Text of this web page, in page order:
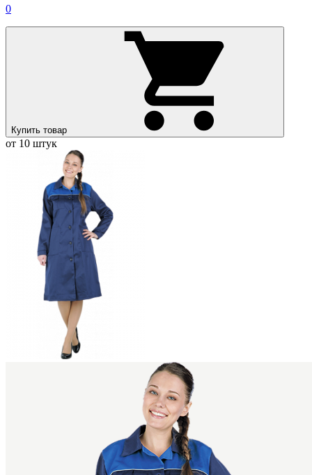
0
Купить товар
от 10 штук